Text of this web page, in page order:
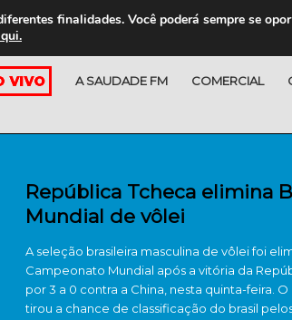
A SAUDADE FM COMERCIAL
República Tcheca elimina
Mundial de vôlei
A seleção brasileira masculina de vôlei foi
Campeonato Mundial após a vitória da
por 3 a 0 contra a China, nesta quinta-feira.
tirou a chance de classificação do brasil
finalidades. Você poderá sempre se